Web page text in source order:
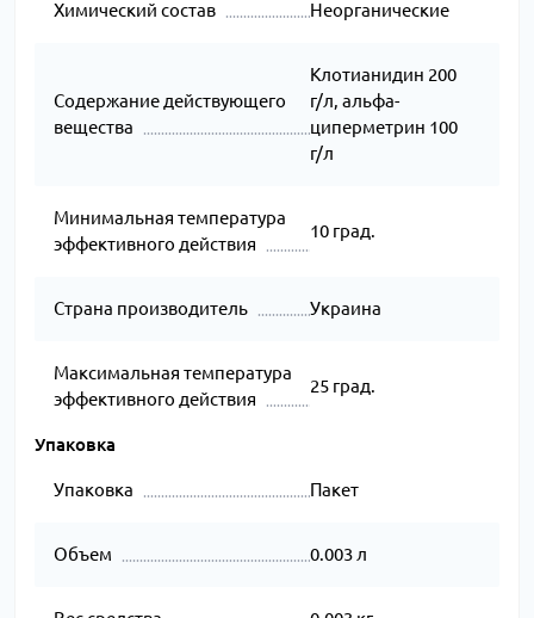
Химический состав Неорганические
Содержание действующего
вещества
Клотианидин 200
г/л, альфа-
циперметрин 100
г/л
Минимальная температура
эффективного действия
10 град.
Страна производитель Украина
Максимальная температура
эффективного действия
25 град.
Упаковка
Упаковка Пакет
Объем 0.003 л